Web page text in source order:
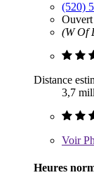
(520)
(W Of
Distance
3,7
Voir
Heures